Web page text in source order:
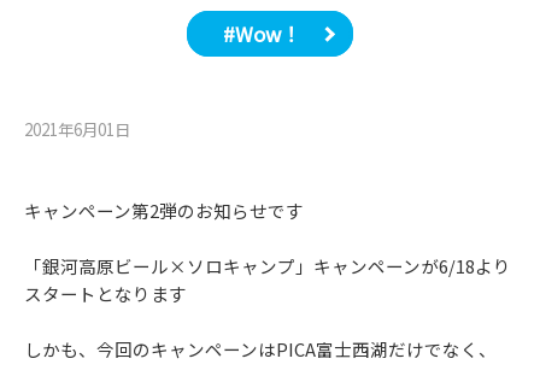
#Wow！
2021年6月01⽇
キャンペーン第2弾のお知らせです
「銀河高原ビール×ソロキャンプ」キャンペーンが6/18より
スタートとなります
しかも、今回のキャンペーンはPICA富士西湖だけでなく、